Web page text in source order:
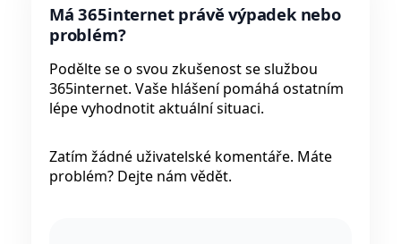
Má 365internet právě výpadek nebo
problém?
Podělte se o svou zkušenost se službou
365internet. Vaše hlášení pomáhá ostatním
lépe vyhodnotit aktuální situaci.
Zatím žádné uživatelské komentáře. Máte
problém? Dejte nám vědět.